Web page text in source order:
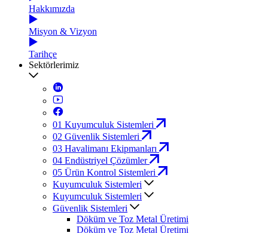
Hakkımızda
Misyon & Vizyon
Tarihçe
Sektörlerimiz
01 Kuyumculuk Sistemleri
02 Güvenlik Sistemleri
03 Havalimanı Ekipmanları
04 Endüstriyel Çözümler
05 Ürün Kontrol Sistemleri
Kuyumculuk Sistemleri
Kuyumculuk Sistemleri
Güvenlik Sistemleri
Döküm ve Toz Metal Üretimi
Döküm ve Toz Metal Üretimi